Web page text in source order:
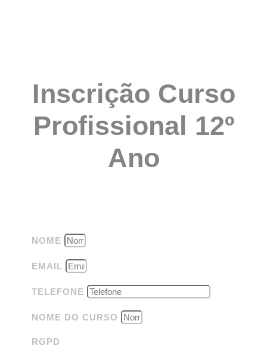
Inscrição Curso
Profissional 12º
Ano
NOME
EMAIL
TELEFONE
NOME DO CURSO
RGPD